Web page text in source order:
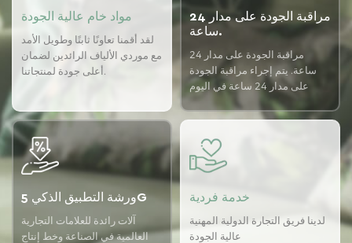
مواد خام عالية الجودة
لقد أقمنا تعاونًا ثابتًا وطويل الأمد
مع موردي الألياف الرائدين لضمان
أعلى جودة لمنتجاتنا.
مراقبة الجودة على مدار 24
ساعة.
مراقبة الجودة على مدار 24
ساعة. يتم إجراء مراقبة الجودة
على مدار 24 ساعة في اليوم
باستخدام نظام ضمان الجودة
USTER لضمان اتساق الجودة
ورشة التطبيق الذكي 5G
آلات رائدة للعلامات التجارية
العالمية في الصناعة وخط إنتاج
خدمة فردية
لدينا فريق التجارة الدولية المهنية
عالية الجودة